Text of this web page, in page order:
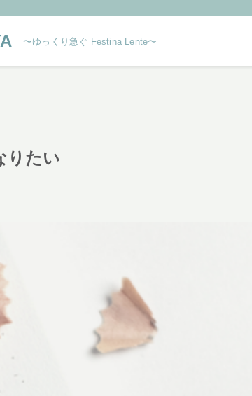
〜ゆっくり急ぐ Festina Lente〜
りたい